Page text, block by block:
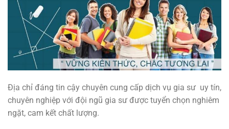
Địa chỉ đáng tin cậy chuyên cung cấp dịch vụ gia sư uy tín,
chuyên nghiệp với đội ngũ gia sư được tuyển chọn nghiêm
ngặt, cam kết chất lượng.